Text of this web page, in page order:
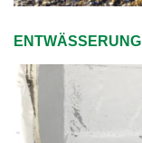
ENTWÄSSERUNG